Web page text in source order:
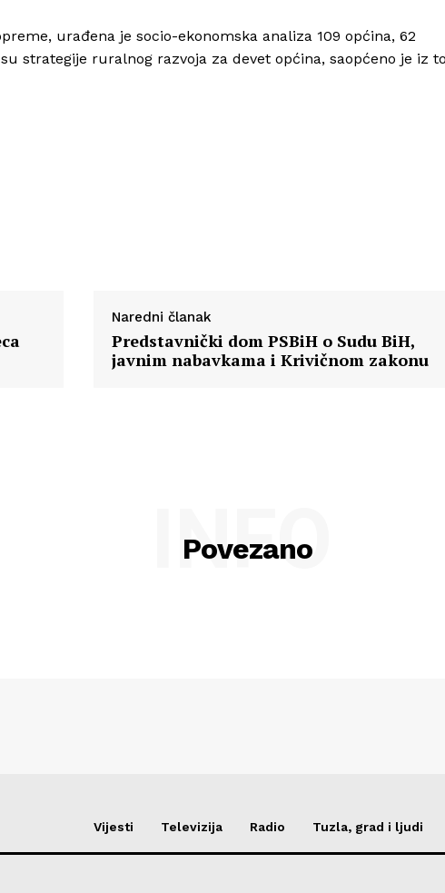
urađena je socio-ekonomska analiza 109 općina, 62
strategije ruralnog razvoja za devet općina, saopćeno je iz
Naredni članak
Predstavnički dom PSBiH o Sudu BiH,
javnim nabavkama i Krivičnom zakonu
Povezano
INFO
Vijesti Televizija Radio Tuzla, grad i ljudi